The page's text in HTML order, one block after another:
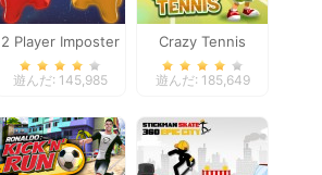
2 Player Imposter
Soccer
遊んだ: 145,985
Crazy Tennis
遊んだ: 185,649